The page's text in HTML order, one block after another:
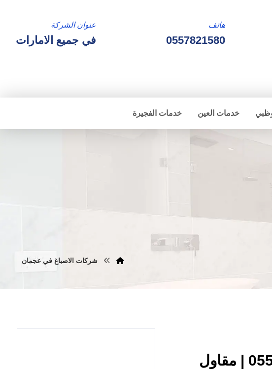
عنوان الشركة
في جميع الامارات
هاتف
0557821580
خدمات العين خدمات الفجيرة
شركات الاصباغ في عجمان
شركة صبغ في عجمان |0557821580 | مقاول